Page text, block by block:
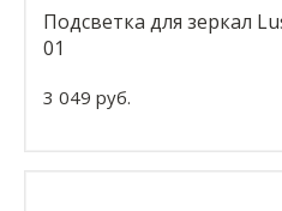
Подсветка для зеркал
01
3 049 руб.